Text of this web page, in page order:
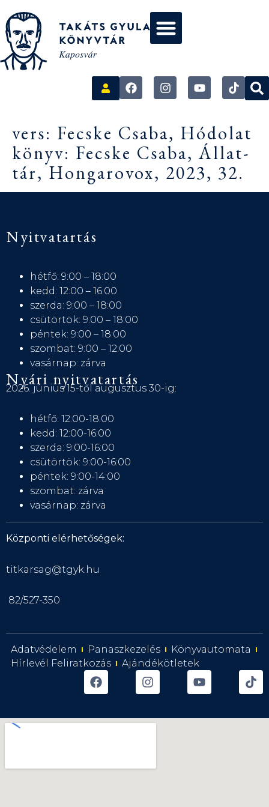
vers: Fecske Csaba, Hódolat
könyv: Fecske Csaba, Állat-
tár, Hongarovox, 2023, 32.
Nyitvatartás
hétfő: 9:00 – 18:00
kedd: 12:00 – 16:00
szerda: 9:00 – 18:00
csütörtök: 9:00 – 18:00
péntek: 9:00 – 18:00
szombat: 9:00 – 12:00
vasárnap: zárva
Nyári nyitvatartás
2026. június 15-től augusztus 30-ig:
hétfő: 12:00-18:00
kedd: 12:00-16:00
szerda: 9:00-16:00
csütörtök: 9:00-16:00
péntek: 9:00-14:00
szombat: zárva
vasárnap: zárva
Központi elérhetőségek:
titkarsag@tgyk.hu
82/527-350
Adatvédelem Panaszkezelés
Könyvautomata
Hírlevél Feliratkozás
Ajándékötletek